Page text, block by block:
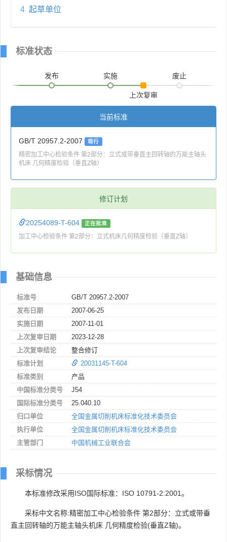
4 起草单位
标准状态
发布 实施
上次复审
废止
当前标准
GB/T 20957.2-2007 现行
精密加工中心检验条件 第2部分：立式或带垂直主回转轴的万能主轴头
机床 几何精度检验（垂直Z轴）
修订计划
20254089-T-604 正在批准
加工中心检验条件 第2部分：立式机床几何精度检验（垂直Z轴）
基础信息
标准号
GB/T 20957.2-2007
发布日期
2007-06-25
实施日期
2007-11-01
上次复审日期
2023-12-28
上次复审结论
整合修订
标准计划
20031145-T-604
标准类别
产品
中国标准分类号
J54
国际标准分类号
25.040.10
归口单位
全国金属切削机床标准化技术委员会
执行单位
全国金属切削机床标准化技术委员会
主管部门
中国机械工业联合会
采标情况
本标准修改采用ISO国际标准：ISO 10791-2:2001。
采标中文名称:精密加工中心检验条件 第2部分：立式或带垂
直主回转轴的万能主轴头机床 几何精度检验(垂直Z轴)。